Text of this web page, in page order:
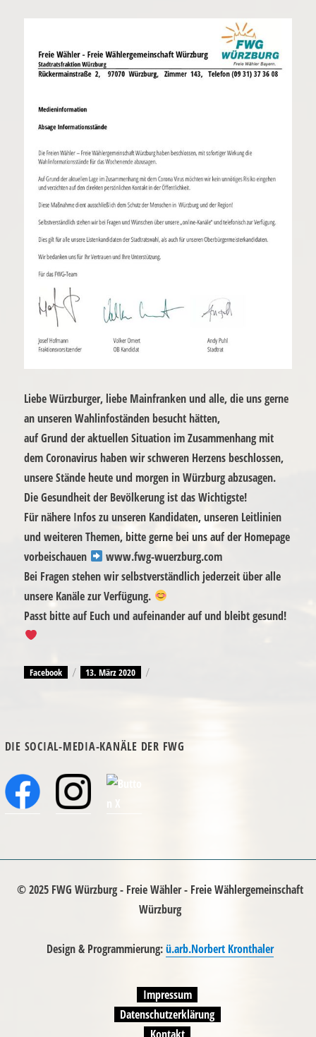
Liebe Würzburger, liebe Mainfranken und alle, die uns gerne
an unseren Wahlinfoständen besucht hätten,
auf Grund der aktuellen Situation im Zusammenhang mit
dem Coronavirus haben wir schweren Herzens beschlossen,
unsere Stände heute und morgen in Würzburg abzusagen.
Die Gesundheit der Bevölkerung ist das Wichtigste!
Für nähere Infos zu unseren Kandidaten, unseren Leitlinien
und weiteren Themen, bitte gerne bei uns auf der Homepage
vorbeischauen
www.fwg-wuerzburg.com
Bei Fragen stehen wir selbstverständlich jederzeit über alle
unsere Kanäle zur Verfügung.
Passt bitte auf Euch und aufeinander auf und bleibt gesund!
Autor
Facebook
Veröffentlicht
13. März 2020
DIE SOCIAL-MEDIA-KANÄLE DER FWG
© 2025 FWG Würzburg - Freie Wähler - Freie Wählergemeinschaft
Würzburg
Design & Programmierung:ü.arb.Norbert Kronthaler
Impressum
Datenschutzerklärung